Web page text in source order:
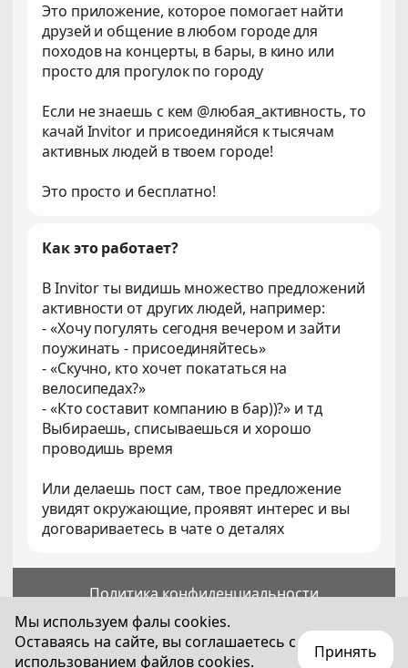
Это приложение, которое помогает найти
друзей и общение в любом городе для
походов на концерты, в бары, в кино или
просто для прогулок по городу
Если не знаешь с кем @любая_активность, то
качай Invitor и присоединяйся к тысячам
активных людей в твоем городе!
Это просто и бесплатно!
Как это работает?
В Invitor ты видишь множество предложений
активности от других людей, например:
- «Хочу погулять сегодня вечером и зайти
поужинать - присоединяйтесь»
- «Скучно, кто хочет покататься на
велосипедах?»
- «Кто составит компанию в бар))?» и тд
Выбираешь, списываешься и хорошо
проводишь время
Или делаешь пост сам, твое предложение
увидят окружающие, проявят интерес и вы
договариваетесь в чате о деталях
Политика конфиденциальности
Пользовательское соглашение
Для лиц старше 18 лет
Мы используем фалы cookies.
Оставаясь на сайте, вы соглашаетесь с
использованием файлов cookies.
Принять